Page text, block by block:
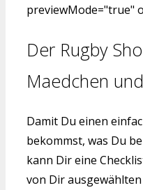
previewMode="true"
Der Rugby
Maedchen
Damit Du einen
bekommst, was Du
kann Dir eine
von Dir